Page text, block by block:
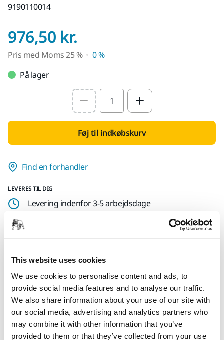
This website uses cookies
We use cookies to personalise content and ads, to
provide social media features and to analyse our traffic.
We also share information about your use of our site with
our social media, advertising and analytics partners who
may combine it with other information that you’ve
provided to them or that they’ve collected from your use
9190110014
976,50 kr.
Pris med Moms25 %
0 %
På lager
Select quantity value
Føj til indkøbskurv
Find en forhandler
LEVERES TIL DIG
Levering indenfor 3-5 arbejdsdage
Sporing af forsendelsen
Produktoplysninger